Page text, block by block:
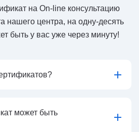
на On-line консультацию
нашего центра, на одну-десять
быть у вас уже через минуту!
может быть